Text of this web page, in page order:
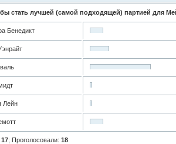
стать лучшей (самой подходящей) партией для
Бенедикт
Лейн
17; Проголосовали: 18